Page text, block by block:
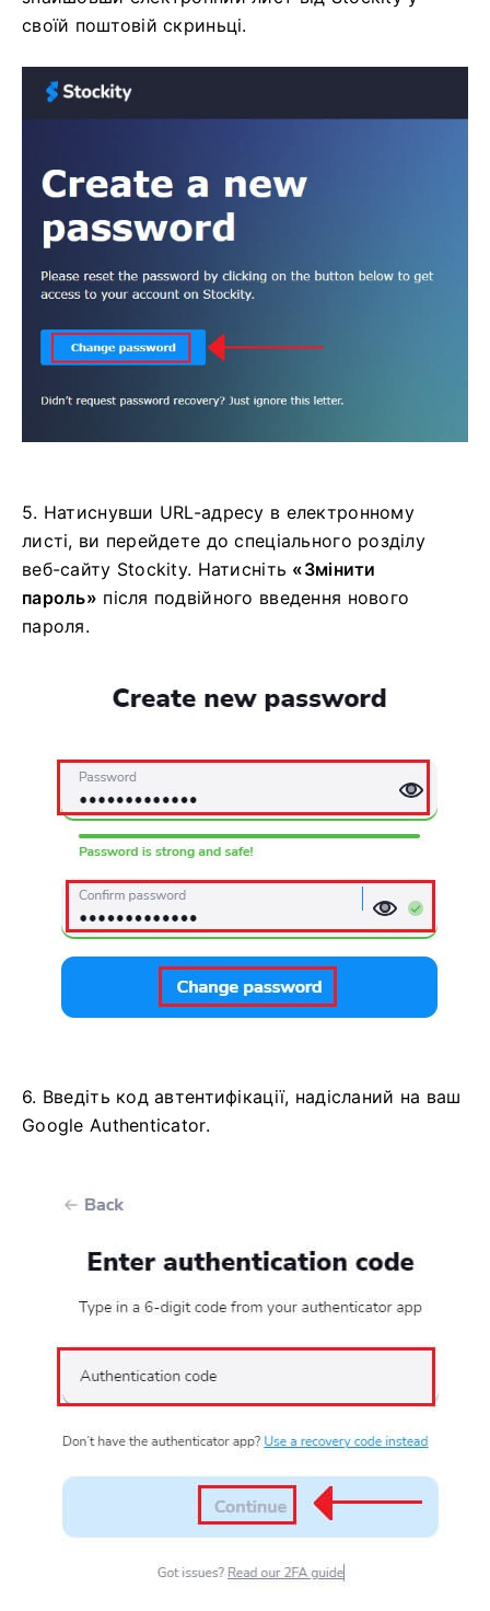
4. Stockity надішле посилання для відновлення
пароля на вказану вами адресу електронною
поштою. Натисніть «Змінити пароль»
своїй поштовій скриньці.
5. Натиснувши URL-адресу в електронному
листі, ви перейдете до спеціального розділу
веб-сайту Stockity. Натисніть«Змінити
пароль»після подвійного введення нового
пароля.
Google Authenticator.